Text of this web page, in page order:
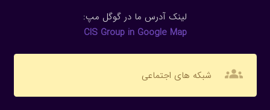
لینک آدرس ما در گوگل مپ:
CIS Group in Google Map
groups شبکه های اجتماعی